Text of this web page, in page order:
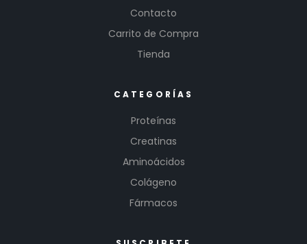
Contacto
Carrito de Compra
Tienda
CATEGORÍAS
Proteínas
Creatinas
Aminoácidos
Colágeno
Fármacos